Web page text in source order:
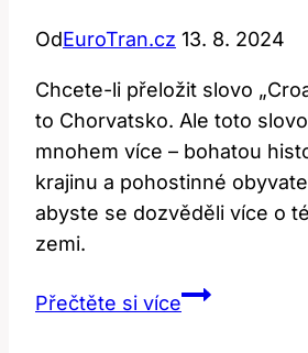
OdEuroTran.cz 13. 8. 2024
Chcete-li přeložit slovo
to Chorvatsko. Ale toto
mnohem více – bohatou
krajinu a pohostinné
abyste se dozvěděli více o
zemi.
Přečtěte si víceCroatia: